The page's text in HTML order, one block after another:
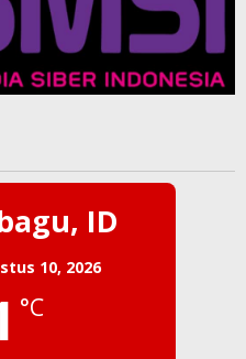
ID
10, 2026
°C